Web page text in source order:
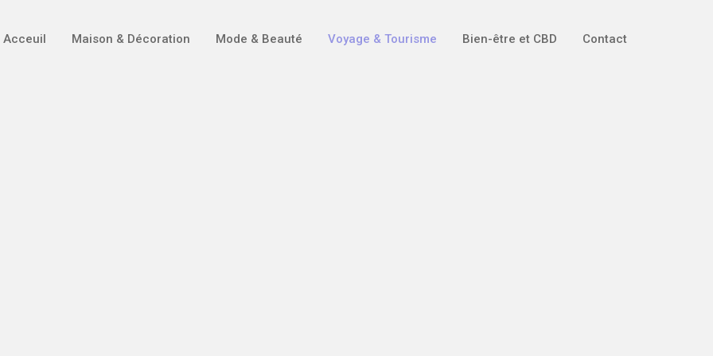
Acceuil Maison & Décoration Mode & Beauté Voyage & Tourisme Bien-être et CBD Contact